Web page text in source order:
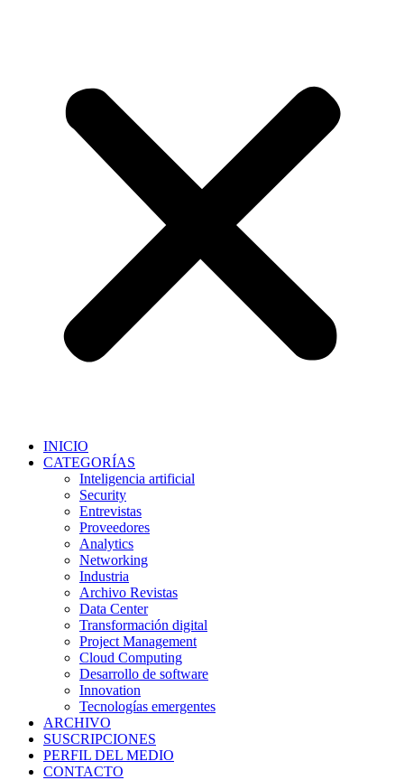
INICIO
CATEGORÍAS
Inteligencia artificial
Security
Entrevistas
Proveedores
Analytics
Networking
Industria
Archivo Revistas
Data Center
Transformación digital
Project Management
Cloud Computing
Desarrollo de software
Innovation
Tecnologías emergentes
ARCHIVO
SUSCRIPCIONES
PERFIL DEL MEDIO
CONTACTO